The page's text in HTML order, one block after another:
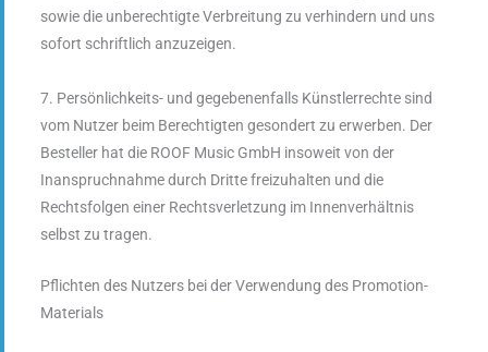
sowie die unberechtigte Verbreitung zu verhindern und uns
sofort schriftlich anzuzeigen.
7. Persönlichkeits- und gegebenenfalls Künstlerrechte sind
vom Nutzer beim Berechtigten gesondert zu erwerben. Der
Besteller hat die ROOF Music GmbH insoweit von der
Inanspruchnahme durch Dritte freizuhalten und die
Rechtsfolgen einer Rechtsverletzung im Innenverhältnis
selbst zu tragen.
Pflichten des Nutzers bei der Verwendung des Promotion-
Materials